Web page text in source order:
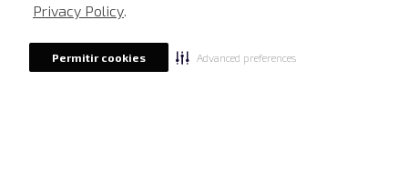
Privacy Policy.
Permitir cookies Advanced preferences